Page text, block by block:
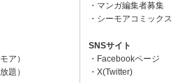
ア）
題）
マンガ編集者募集
シーモアコミックス
SNSサイト
Facebookページ
X(Twitter)